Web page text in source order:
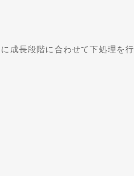
成長段階に合わせて下処理を行